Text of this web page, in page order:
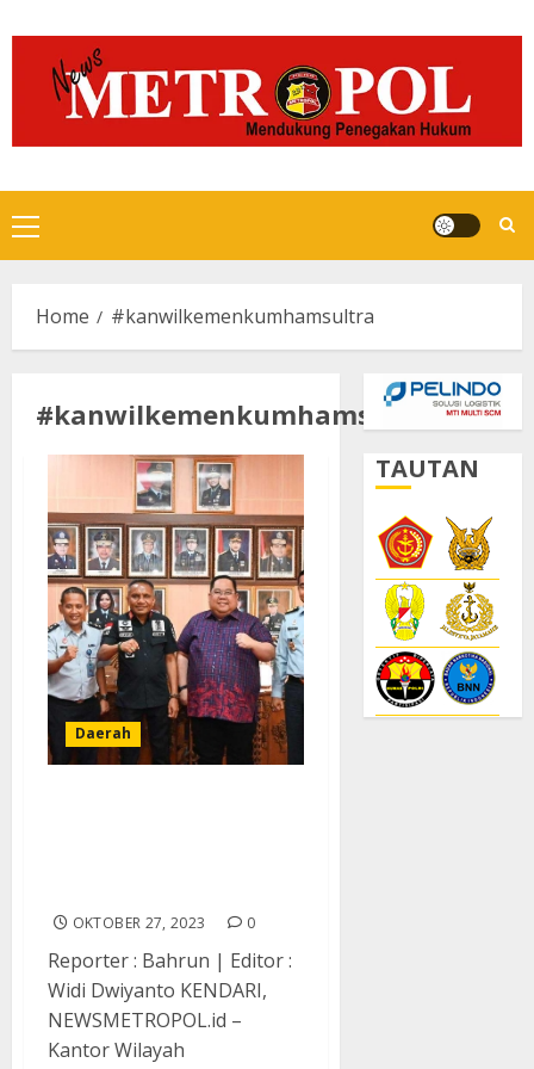
to
content
Primary
Menu
Home #kanwilkemenkumhamsultra
#kanwilkemenkumhamsultra
Daerah
OKTOBER 27, 2023 0
Reporter : Bahrun | Editor :
Widi Dwiyanto KENDARI,
NEWSMETROPOL.id –
Kantor Wilayah
TAUTAN